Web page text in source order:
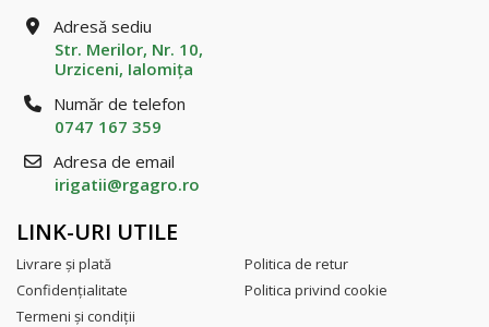
Adresă sediu
Str. Merilor, Nr. 10,
Urziceni, Ialomiţa
Număr de telefon
0747 167 359
Adresa de email
irigatii@rgagro.ro
LINK-URI UTILE
Livrare şi plată
Politica de retur
Confidenţialitate
Politica privind cookie
Termeni şi condiţii